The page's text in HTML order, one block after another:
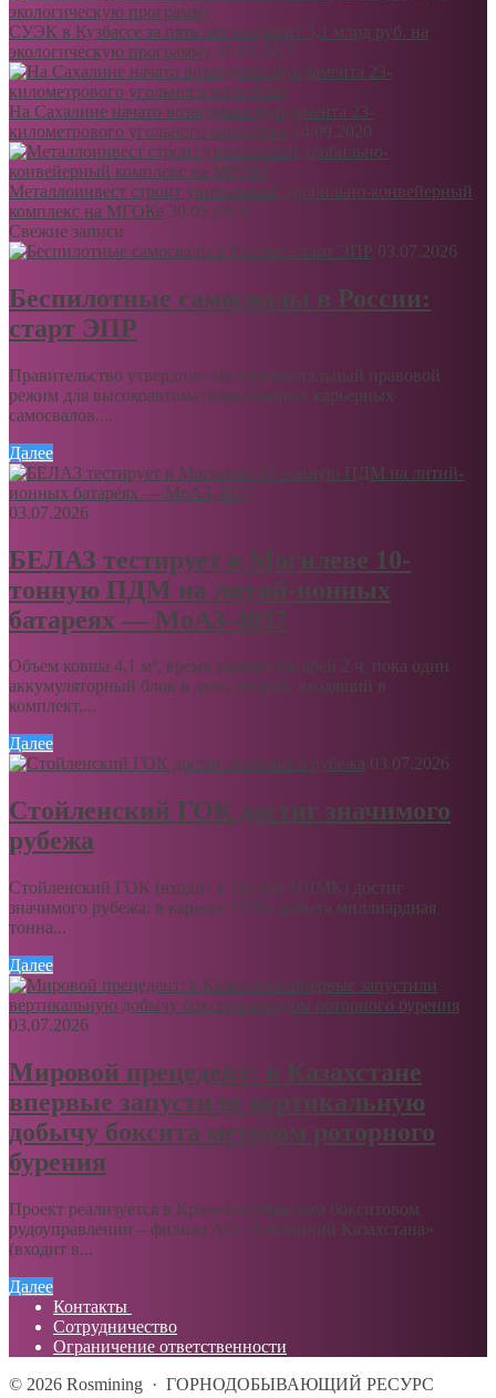
СУЭК в Кузбассе за пять лет направит 3,1 млрд руб. на
экологическую программу 27.03.2017
На Сахалине начато возведение фундамента 23-
километрового угольного конвейера 24.09.2020
Металлоинвест строит уникальный дробильно-конвейерный
комплекс на МГОКе 30.05.2019
Свежие записи
03.07.2026
Беспилотные самосвалы в России:
старт ЭПР
Правительство утвердило экспериментальный правовой
режим для высокоавтоматизированных карьерных
самосвалов....
Далее
03.07.2026
БЕЛАЗ тестирует в Могилеве 10-
тонную ПДМ на литий-ионных
батареях — МоАЗ-4057
Объем ковша 4,1 м³, время зарядки батарей 2 ч, пока один
аккумуляторный блок в деле, второй, входящий в
комплект,...
Далее
03.07.2026
Стойленский ГОК достиг значимого
рубежа
Стойленский ГОК (входит в Группу НЛМК) достиг
значимого рубежа: в карьере ГОКа добыта миллиардная
тонна...
Далее
03.07.2026
Мировой прецедент: в Казахстане
впервые запустили вертикальную
добычу боксита методом роторного
бурения
Проект реализуется в Краснооктябрьском бокситовом
рудоуправлении – филиал АО «Алюминий Казахстана»
(входит в...
Далее
Контакты
Сотрудничество
Ограничение ответственности
© 2026 Rosmining · ГОРНОДОБЫВАЮЩИЙ РЕСУРС